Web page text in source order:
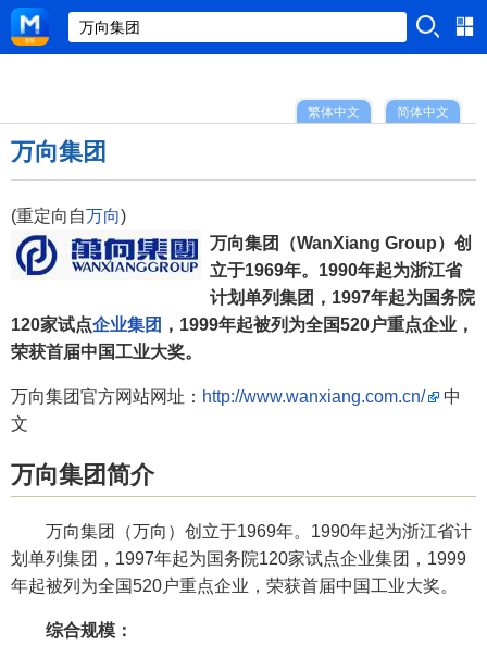
简体中文
繁体中文
万向集团
(重定向自万向)
万向集团（WanXiang Group）创
立于1969年。1990年起为浙江省
计划单列集团，1997年起为国务院
120家试点企业集团 ，1999年起被列为全国520户重点企业，
荣获首届中国工业大奖。
万向集团官方网站网址： http://www.wanxiang.com.cn/
中
文
万向集团简介
万向集团（万向）创立于1969年。1990年起为浙江省计
划单列集团，1997年起为国务院120家试点企业集团，1999
年起被列为全国520户重点企业，荣获首届中国工业大奖。
综合规模：